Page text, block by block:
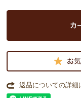
返品についての詳細